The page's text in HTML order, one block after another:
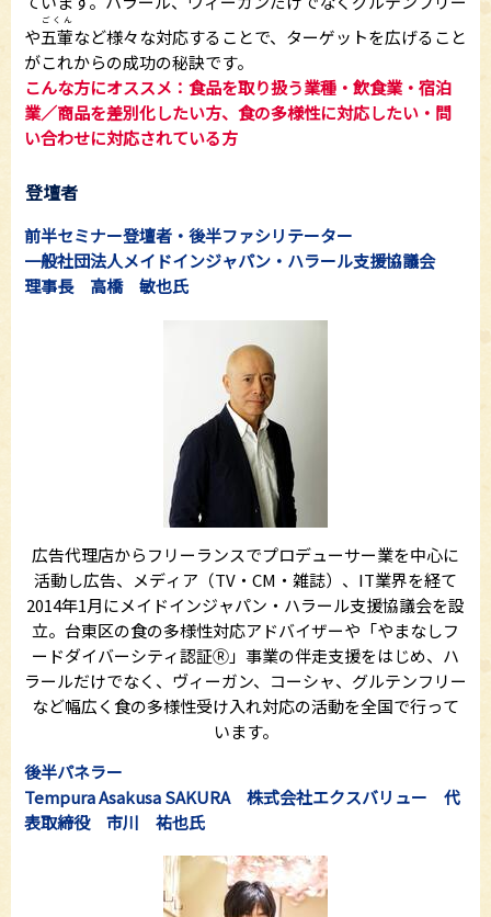
や五葷
ごくん
など様々な対応することで、ターゲットを広げること
がこれからの成功の秘訣です。
こんな方にオススメ：食品を取り扱う業種・飲食業・宿泊
業／商品を差別化したい方、食の多様性に対応したい・問
い合わせに対応されている方
登壇者
前半セミナー登壇者・後半ファシリテーター
一般社団法人メイドインジャパン・ハラール支援協議会
理事長 高橋 敏也氏
広告代理店からフリーランスでプロデューサー業を中心に
活動し広告、メディア（TV・CM・雑誌）、IT業界を経て
2014年1月にメイドインジャパン・ハラール支援協議会を設
立。台東区の食の多様性対応アドバイザーや「やまなしフ
ードダイバーシティ認証Ⓡ」事業の伴走支援をはじめ、ハ
ラールだけでなく、ヴィーガン、コーシャ、グルテンフリー
など幅広く食の多様性受け入れ対応の活動を全国で行って
います。
後半パネラー
Tempura Asakusa SAKURA 株式会社エクスバリュー 代
表取締役 市川 祐也氏